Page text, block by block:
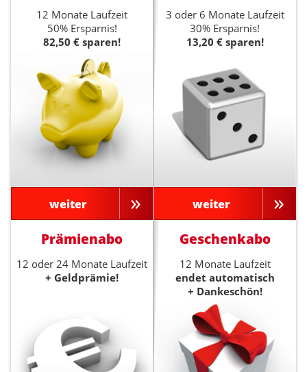
12 Monate Laufzeit
50% Ersparnis!
82,50 € sparen!
weiter
3 oder 6 Monate Laufzeit
30% Ersparnis!
13,20 € sparen!
weiter
Prämienabo
12 oder 24 Monate Laufzeit
+ Geldprämie!
Geschenkabo
12 Monate Laufzeit
endet automatisch
+ Dankeschön!